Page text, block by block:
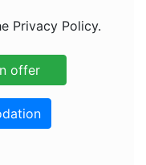
Privacy Policy.